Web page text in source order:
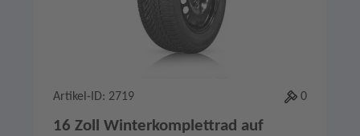
Artikel-ID: 2719 0
16 Zoll Winterkomplettrad auf